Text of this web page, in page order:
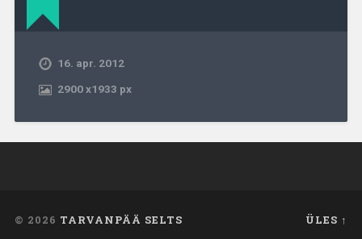
16. apr. 2012
2900x1933 px
© 2026 TARVANPÄÄ SELTS ÜLES ↑